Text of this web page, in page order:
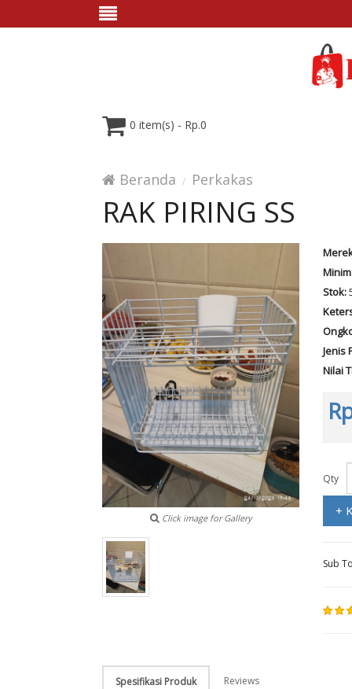
0 item(s) - Rp.0
Beranda Perkakas
RAK PIRING SS
Click image for Gallery
Stok:
Jenis
Nilai
Qty
+
Sub
Spesifikasi Produk Reviews